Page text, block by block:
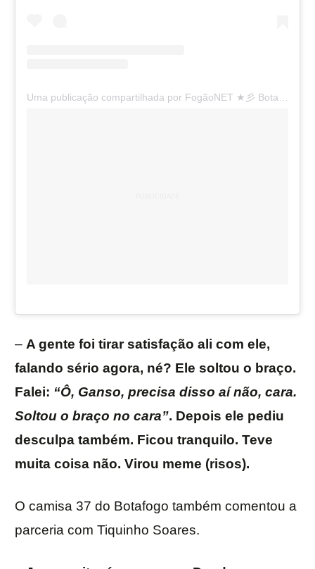
Uma publicação compartilhada por FogãoNET ★彡 Botafogo FR 👨🏽‍💻🔥 (@fogaonet)
– A gente foi tirar satisfação ali com ele,
falando sério agora, né? Ele soltou o braço.
Falei: “Ô, Ganso, precisa disso aí não, cara.
Soltou o braço no cara”. Depois ele pediu
desculpa também. Ficou tranquilo. Teve
muita coisa não. Virou meme (risos).
O camisa 37 do Botafogo também comentou a
parceria com Tiquinho Soares.